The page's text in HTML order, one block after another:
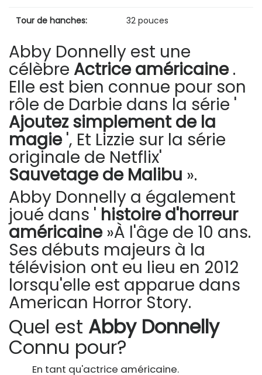
Tour de hanches: 32 pouces
Abby Donnelly est une
célèbre Actrice américaine.
Elle est bien connue pour son
rôle de Darbie dans la série '
Ajoutez simplement de la
magie', Et Lizzie sur la série
originale de Netflix'
Sauvetage de Malibu ».
Abby Donnelly a également
joué dans ' histoire d'horreur
américaine»À l'âge de 10 ans.
Ses débuts majeurs à la
télévision ont eu lieu en 2012
lorsqu'elle est apparue dans
American Horror Story.
Quel est Abby Donnelly
Connu pour?
En tant qu'actrice américaine.